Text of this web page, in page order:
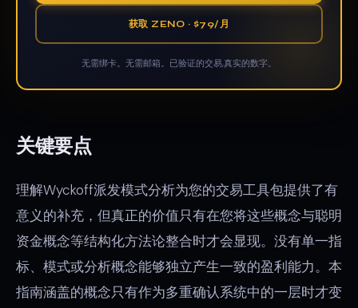
获取 ZENO · $79/月
无需绑卡。无需邮箱。已验证的交易,真实的数字。
关键要点
理解Wyckoff派发模式分析为您的交易工具包提供了有
意义的补充，但真正的价值只有在您将这些概念与聪明
资金概念等结构化方法论整合时才会显现。没有单一指
标、模式或分析概念能够独立产生一致的盈利能力。本
指南涵盖的概念只有作为多重确认系统中的一层时才变